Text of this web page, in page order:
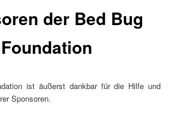
der Bed Bug
Foundation
ist äußerst dankbar für die Hilfe und
Sponsoren.